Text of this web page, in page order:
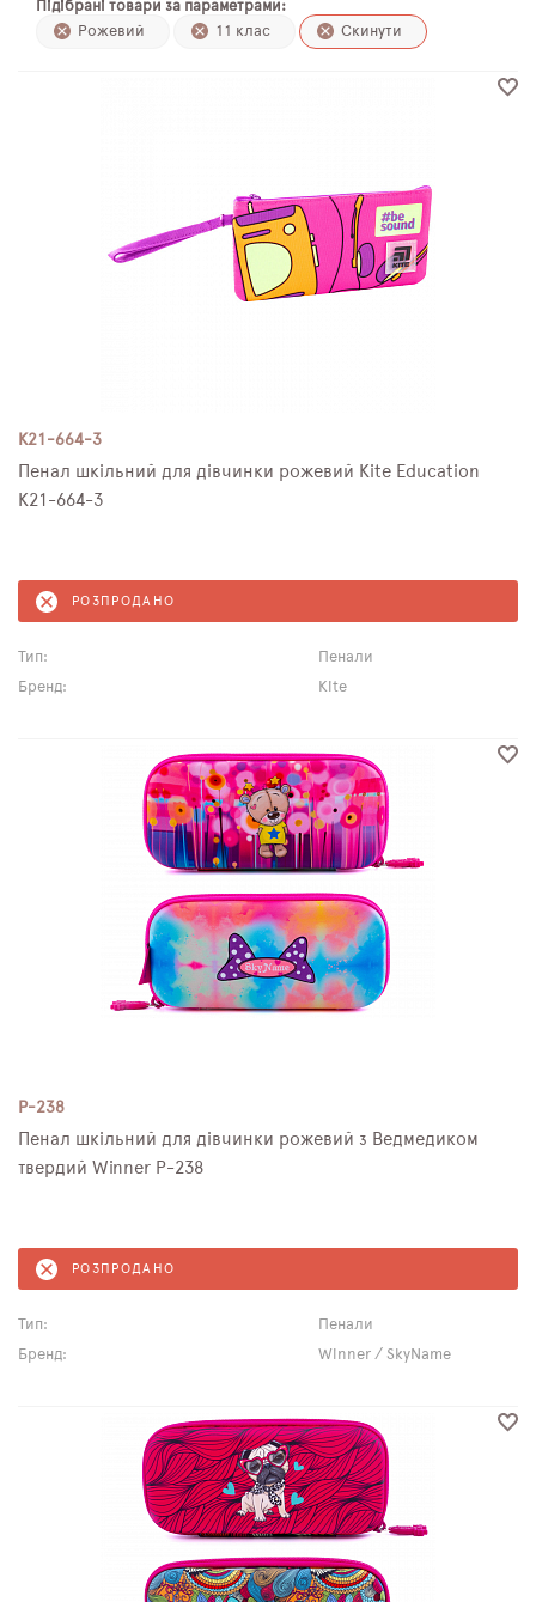
ПЛЯШКИ ДЛЯ ВОДИ
РОЗПРОДАЖ
Підібрані товари за параметрами:
Рожевий
11 клас Скинути
K21-664-3
Пенал шкільний для дівчинки рожевий Kite Education
K21-664-3
РОЗПРОДАНО
Тип:
Пенали
Бренд:
Kite
P-238
Пенал шкільний для дівчинки рожевий з Ведмедиком
твердий Winner P-238
РОЗПРОДАНО
Тип:
Пенали
Бренд:
Winner / SkyName